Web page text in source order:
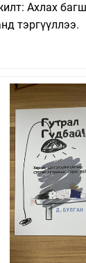
Ахлах
тэргүүллээ.